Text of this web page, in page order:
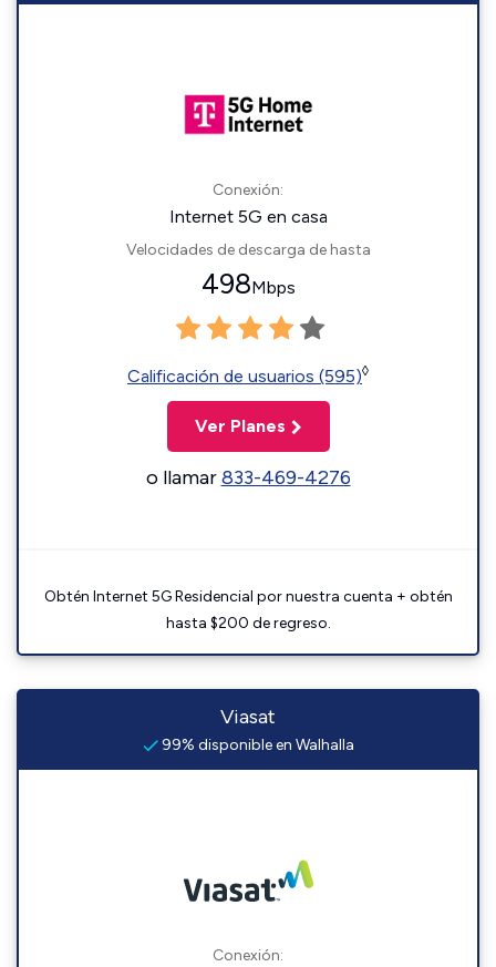
Conexión:
Internet 5G en casa
Velocidades de descarga de hasta
498Mbps
Calificación de usuarios (595)◊
Ver Planes
o llamar833-469-4276
Obtén Internet 5G Residencial por nuestra cuenta + obtén
hasta $200 de regreso.
Viasat
99% disponible en Walhalla
Conexión: